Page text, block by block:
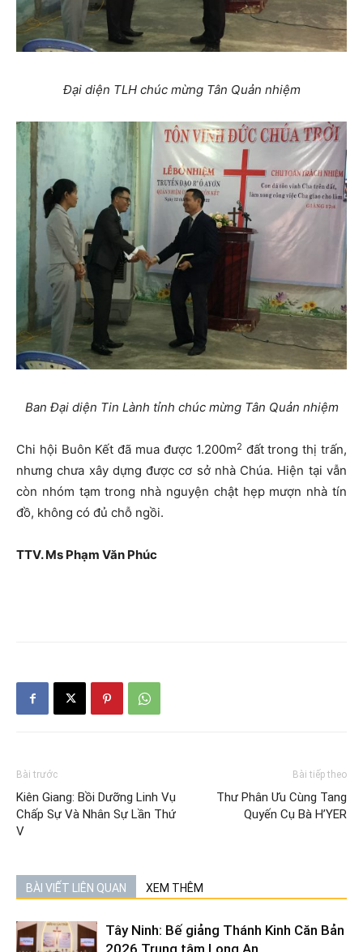
Đại diện TLH chúc mừng Tân Quản nhiệm
Ban Đại diện Tin Lành tỉnh chúc mừng Tân Quản nhiệm
Chi hội Buôn Kết đã mua được 1.200m2 đất trong thị trấn,
nhưng chưa xây dựng được cơ sở nhà Chúa. Hiện tại vẫn
còn nhóm tạm trong nhà nguyện chật hẹp mượn nhà tín
đồ, không có đủ chỗ ngồi.
TTV. Ms Phạm Văn Phúc
Bài trước
Kiên Giang: Bồi Dưỡng Linh Vụ
Chấp Sự Và Nhân Sự Lần Thứ
V
Bài tiếp theo
Thư Phân Ưu Cùng Tang
Quyến Cụ Bà H’YER
BÀI VIẾT LIÊN QUAN XEM THÊM
Tây Ninh: Bế giảng Thánh Kinh Căn Bản